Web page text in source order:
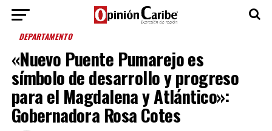
DEPARTAMENTO
«Nuevo Puente Pumarejo es
símbolo de desarrollo y progreso
para el Magdalena y Atlántico»:
Gobernadora Rosa Cotes